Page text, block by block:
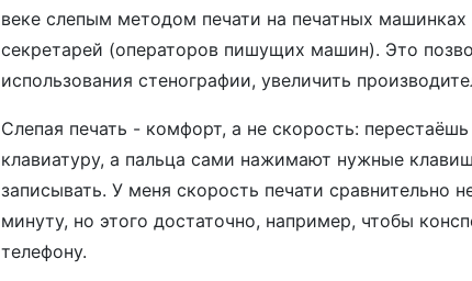
веке слепым методом печати на печатных
секретарей (операторов пишущих машин). Это
использования стенографии, увеличить
Слепая печать - комфорт, а не скорость:
клавиатуру, а пальца сами нажимают нужные
записывать. У меня скорость печати сравнительно
минуту, но этого достаточно, например, чтобы
телефону.